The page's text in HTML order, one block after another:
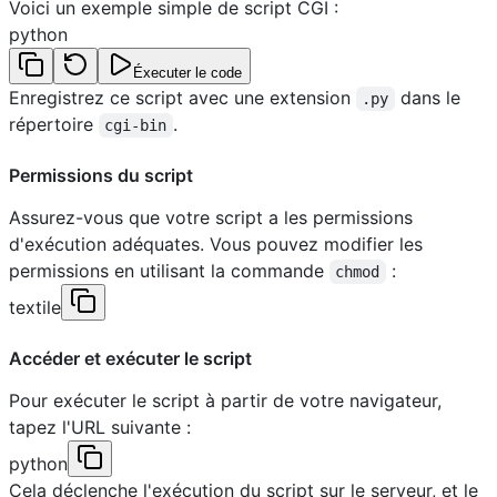
Voici un exemple simple de script CGI :
python
Éxecuter le code
Enregistrez ce script avec une extension .py
dans le
répertoire
cgi-bin .
Permissions du script
Assurez-vous que votre script a les permissions
d'exécution adéquates. Vous pouvez modifier les
permissions en utilisant la commande
chmod
:
textile
Accéder et exécuter le script
Pour exécuter le script à partir de votre navigateur,
tapez l'URL suivante :
python
Cela déclenche l'exécution du script sur le serveur, et le